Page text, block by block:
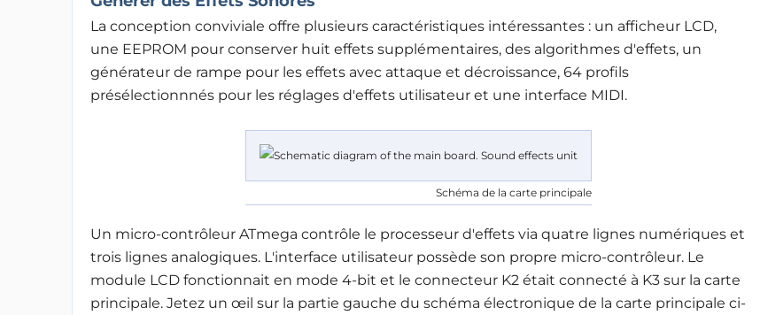
La conception conviviale offre plusieurs caractéristiques intéressantes : un afficheur LCD,
une EEPROM pour conserver huit effets supplémentaires, des algorithmes d'effets, un
générateur de rampe pour les effets avec attaque et décroissance, 64 profils
présélectionnnés pour les réglages d'effets utilisateur et une interface MIDI.
Schéma de la carte principale
Un micro-contrôleur ATmega contrôle le processeur d'effets via quatre lignes numériques et
trois lignes analogiques. L'interface utilisateur possède son propre micro-contrôleur. Le
module LCD fonctionnait en mode 4-bit et le connecteur K2 était connecté à K3 sur la carte
principale. Jetez un œil sur la partie gauche du schéma électronique de la carte principale ci-